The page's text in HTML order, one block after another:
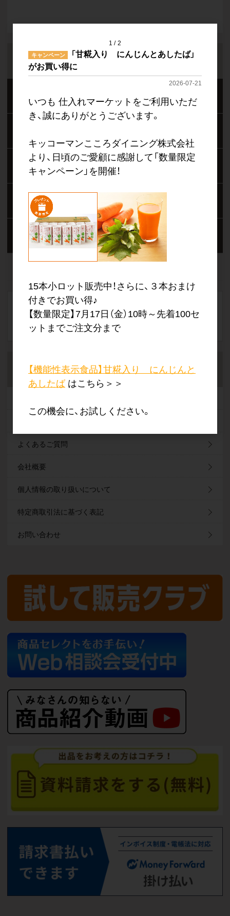
商品をさがす
メーカー別
目的別
商品選びのヒント
★購入特典あり★
ご案内
よくあるご質問
会社概要
個人情報の取り扱いについて
特定商取引法に基づく表記
お問い合わせ
1 2
キャンペーン
「甘糀入り にんじんとあしたば」
がお買い得に
2026-07-21
いつも 仕入れマーケットをご利用いただ
き、誠にありがとうございます。
キッコーマンこころダイニング株式会社
より、日頃のご愛顧に感謝して「数量限定
キャンペーン」を開催！
15本小ロット販売中！さらに、３本おまけ
付きでお買い得♪
【数量限定】7月17日（金）10時～先着100セ
ットまでご注文分まで
【機能性表示食品】甘糀入り にんじんと
あしたばはこちら＞＞
この機会に、お試しください。